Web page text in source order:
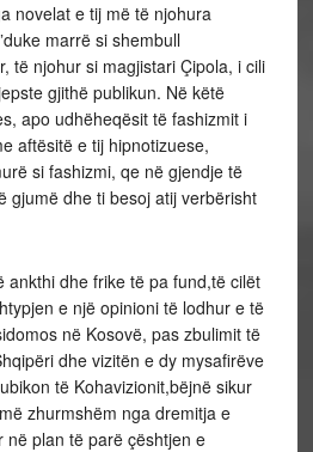
novelat e tij më të njohura
marrë si shembull
të njohur si magjistari Çipola, i cili
gjithë publikun. Në këtë
apo udhëheqësit të fashizmit i
aftësitë e tij hipnotizuese,
si fashizmi, qe në gjendje të
gjumë dhe ti besoj atij verbërisht
ankthi dhe frike të pa fund,të cilët
e një opinioni të lodhur e të
në Kosovë, pas zbulimit të
dhe vizitën e dy mysafirëve
të Kohavizionit,bëjnë sikur
zhurmshëm nga dremitja e
plan të parë çështjen e